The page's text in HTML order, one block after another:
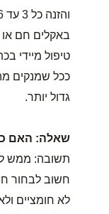
והזנה כל 3 עד 6 חודשים.
באקלים חם או
טיפול מיידי
ככל שמנקים
גדול יותר.
שאלה: האם כל
תשובה: ממש
חשוב לבחור
לא חומציים